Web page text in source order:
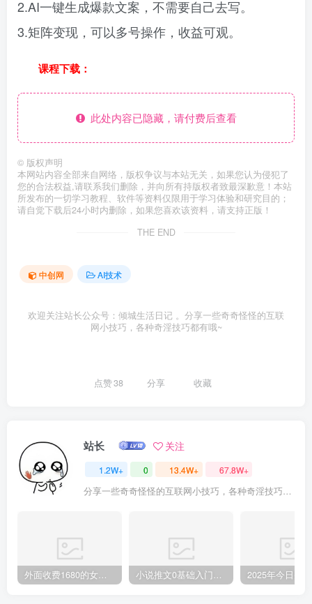
2.AI一键生成爆款文案，不需要自己去写。
3.矩阵变现，可以多号操作，收益可观。
课程下载：
此处内容已隐藏，请付费后查看
© 版权声明
本网站内容全部来自网络，版权争议与本站无关，如果您认为侵犯了
您的合法权益,请联系我们删除，并向所有持版权者致最深歉意！本站
所发布的一切学习教程、软件等资料仅限用于学习体验和研究目的；
请自觉下载后24小时内删除，如果您喜欢该资料，请支持正版！
THE END
中创网 AI技术
欢迎关注站长公众号：倾城生活日记 。分享一些奇奇怪怪的互联
网小技巧，各种奇淫技巧都有哦~
点赞38 分享 收藏
站长 关注
1.2W+ 0 13.4W+ 67.8W+
分享一些奇奇怪怪的互联网小技巧，各种奇淫技巧都在本站。
外面收费1680的女粉项目变现，单人单日收益可达1.7k，全自动成交无需维护 小说推文0基础入门教程，0粉就可做，快速上手